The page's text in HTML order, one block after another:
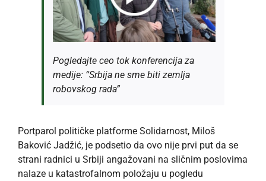
Pogledajte ceo tok konferencija za
medije: “Srbija ne sme biti zemlja
robovskog rada”
Portparol političke platforme Solidarnost, Miloš
Baković Jadžić, je podsetio da ovo nije prvi put da se
strani radnici u Srbiji angažovani na sličnim poslovima
nalaze u katastrofalnom položaju u pogledu